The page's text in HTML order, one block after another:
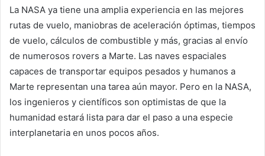
La NASA ya tiene una amplia experiencia en las mejores
rutas de vuelo, maniobras de aceleración óptimas, tiempos
de vuelo, cálculos de combustible y más, gracias al envío
de numerosos rovers a Marte. Las naves espaciales
capaces de transportar equipos pesados ​​y humanos a
Marte representan una tarea aún mayor. Pero en la NASA,
los ingenieros y científicos son optimistas de que la
humanidad estará lista para dar el paso a una especie
interplanetaria en unos pocos años.